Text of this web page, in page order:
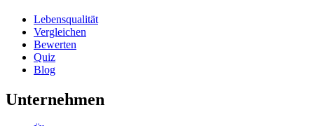
Lebensqualität
Vergleichen
Bewerten
Quiz
Blog
Unternehmen